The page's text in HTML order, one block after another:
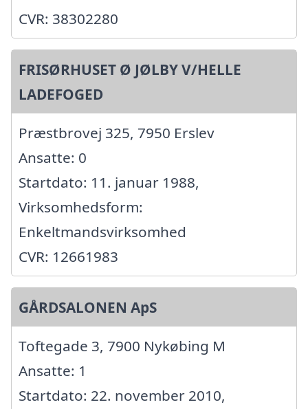
CVR: 38302280
FRISØRHUSET Ø JØLBY V/HELLE
LADEFOGED
Præstbrovej 325, 7950 Erslev
Ansatte: 0
Startdato: 11. januar 1988,
Virksomhedsform:
Enkeltmandsvirksomhed
CVR: 12661983
GÅRDSALONEN ApS
Toftegade 3, 7900 Nykøbing M
Ansatte: 1
Startdato: 22. november 2010,